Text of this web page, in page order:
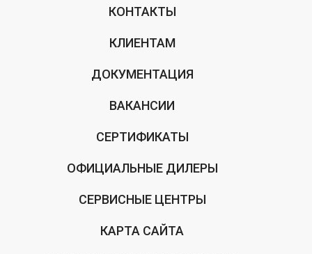
КОНТАКТЫ
КЛИЕНТАМ
ДОКУМЕНТАЦИЯ
ВАКАНСИИ
СЕРТИФИКАТЫ
ОФИЦИАЛЬНЫЕ ДИЛЕРЫ
СЕРВИСНЫЕ ЦЕНТРЫ
КАРТА САЙТА